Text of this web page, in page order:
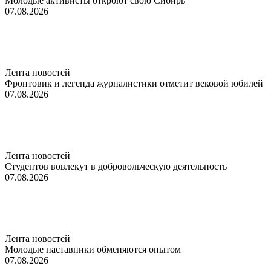
07.08.2026
Лента новостей
Фронтовик и легенда журналистики отметит вековой юбилей
07.08.2026
Лента новостей
Студентов вовлекут в добровольческую деятельность
07.08.2026
Лента новостей
Молодые наставники обменяются опытом
07.08.2026